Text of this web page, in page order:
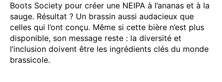
Boots Society pour créer une NEIPA à l’ananas et à la
sauge. Résultat ? Un brassin aussi audacieux que
celles qui l’ont conçu. Même si cette bière n’est plus
disponible, son message reste : la diversité et
l’inclusion doivent être les ingrédients clés du monde
brassicole.